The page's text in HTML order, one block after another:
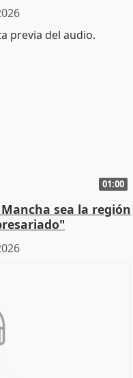
01:00
sea la región